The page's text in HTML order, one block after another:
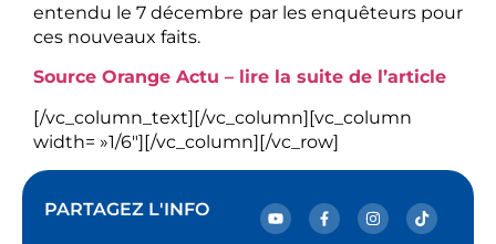
entendu le 7 décembre par les enquêteurs pour
ces nouveaux faits.
Source Orange Actu – lire la suite de l’article
[/vc_column_text][/vc_column][vc_column
width= »1/6″][/vc_column][/vc_row]
PARTAGEZ L'INFO